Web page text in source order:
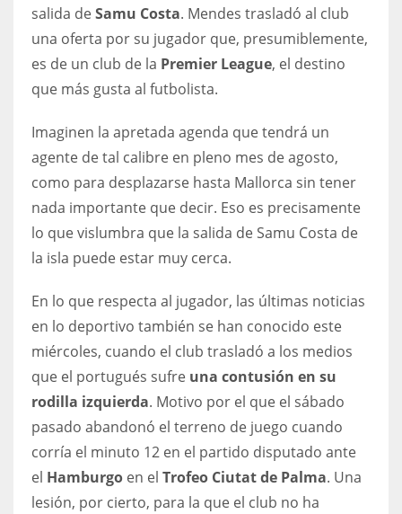
MIN
6
24
PIT
20
NE
24
MIA
salida deSamu Costa. Mendes trasladó al club
una oferta por su jugador que, presumiblemente,
es de un club de la Premier League, el destino
que más gusta al futbolista.
Imaginen la apretada agenda que tendrá un
agente de tal calibre en pleno mes de agosto,
como para desplazarse hasta Mallorca sin tener
nada importante que decir. Eso es precisamente
lo que vislumbra que la salida de Samu Costa de
la isla puede estar muy cerca.
En lo que respecta al jugador, las últimas noticias
en lo deportivo también se han conocido este
miércoles, cuando el club trasladó a los medios
que el portugués sufre una contusión en su
rodilla izquierda. Motivo por el que el sábado
pasado abandonó el terreno de juego cuando
corría el minuto 12 en el partido disputado ante
el Hamburgo en el Trofeo Ciutat de Palma. Una
lesión, por cierto, para la que el club no ha